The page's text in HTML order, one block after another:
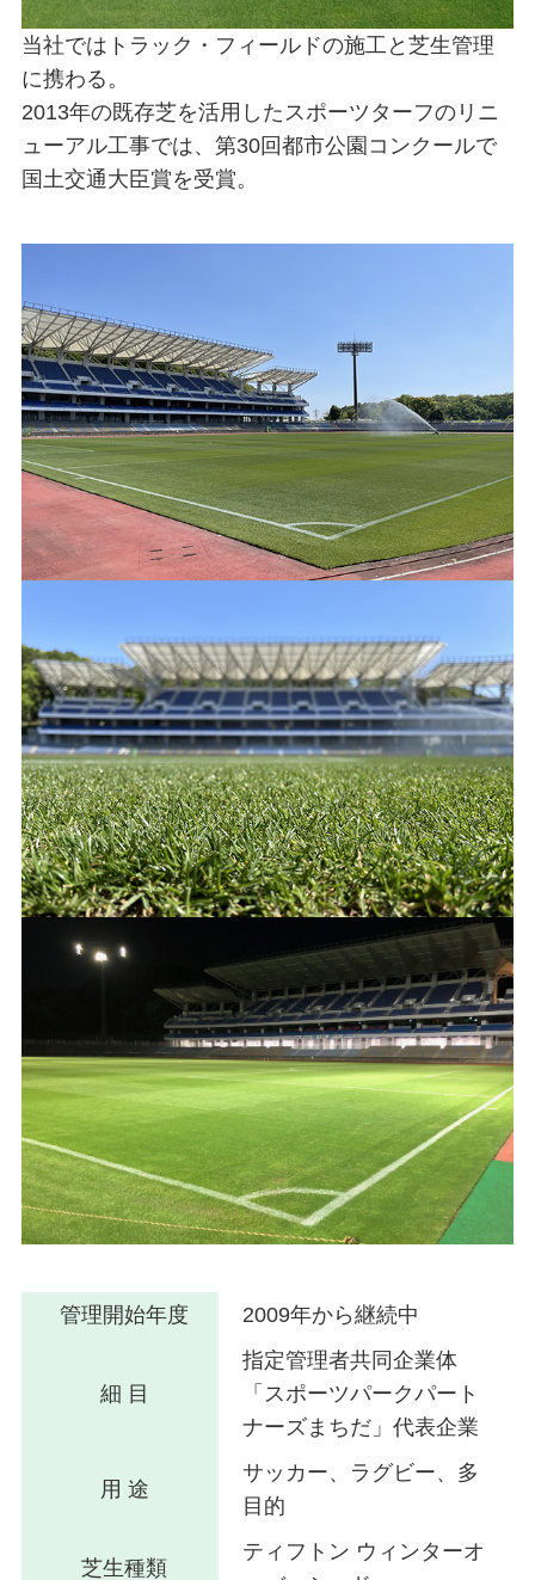
当社ではトラック・フィールドの施工と芝生管理
に携わる。
2013年の既存芝を活用したスポーツターフのリニ
ューアル工事では、第30回都市公園コンクールで
国土交通大臣賞を受賞。
管理開始年度 2009年から継続中
細 目
指定管理者共同企業体
「スポーツパークパート
ナーズまちだ」代表企業
用 途
サッカー、ラグビー、多
目的
芝生種類
ティフトン ウィンターオ